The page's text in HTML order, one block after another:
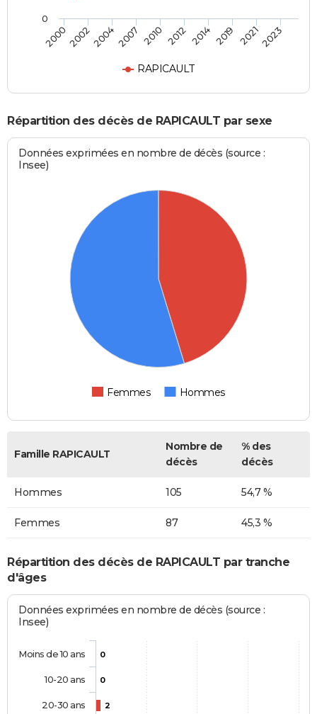
RAPICAULT
2000200220042007 2010 2012 2014 2019 20212023
0
Répartition des décès de RAPICAULT par sexe
Données exprimées en nombre de décès (source :
Insee)
Femmes Hommes
Famille RAPICAULT
Nombre de
décès
% des
décès
Hommes 105 54,7 %
Femmes 87 45,3 %
Répartition des décès de RAPICAULT par tranche
d'âges
Données exprimées en nombre de décès (source :
Insee)
0
0
2
Moins de 10 ans
10-20 ans
20-30 ans